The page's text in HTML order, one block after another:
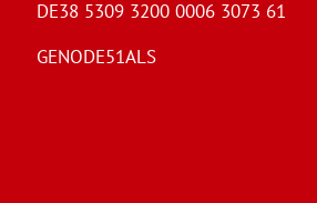
DE38 5309 3200 0006 3073 61
GENODE51ALS